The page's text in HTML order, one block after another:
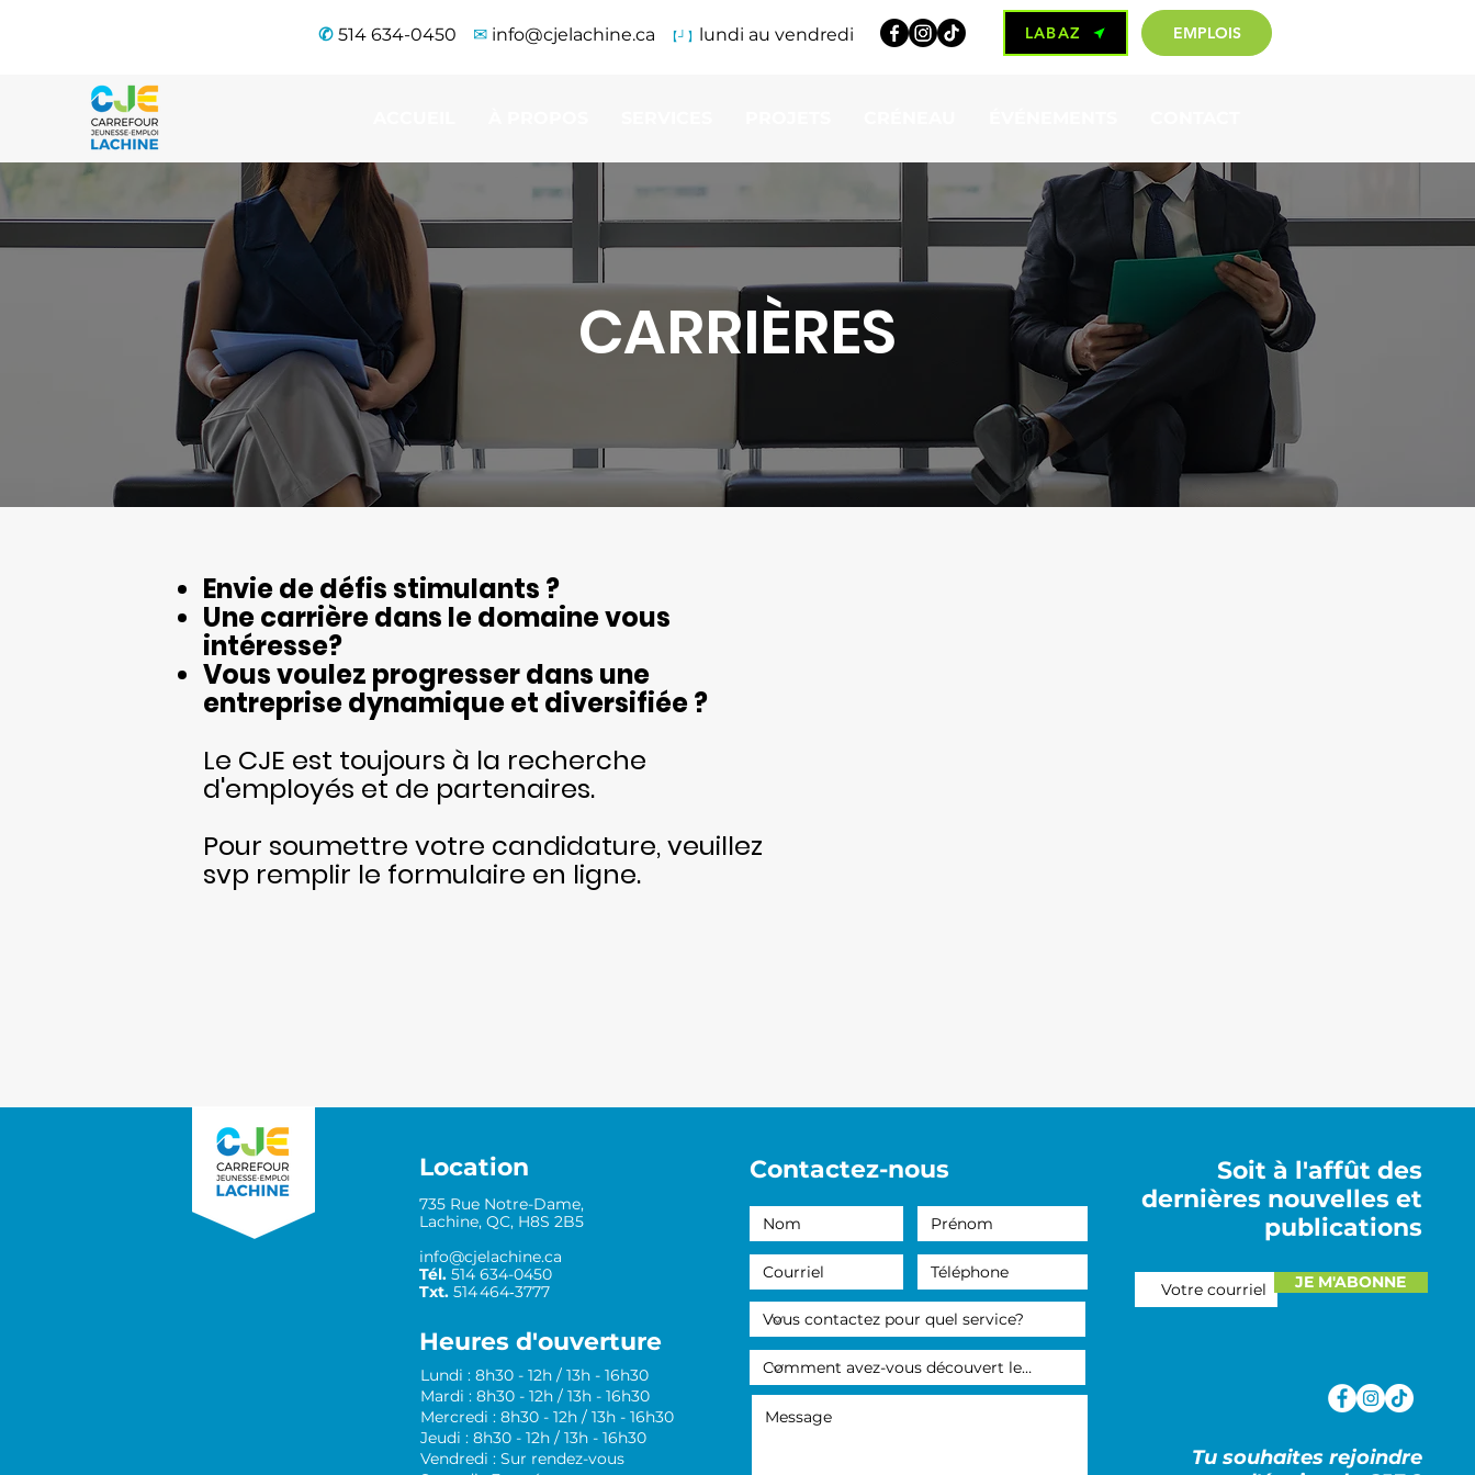
✆ 514 634-0450 ✉ info@cjelachine.ca 【┘】 lundi au vendredi LABAZ EMPLOIS
CARRIÈRES
Envie de défis stimulants ?
Une carrière dans le domaine vous
intéresse?
Vous voulez progresser dans une
entreprise dynamique et diversifiée ?
Le CJE est toujours à la recherche
d'employés et de partenaires.
Pour soumettre votre candidature, veuillez
svp remplir le formulaire en ligne.
Location
735 Rue Notre-Dame,
Lachine, QC, H8S 2B5
info@cjelachine.ca
Tél. 514 634-0450
Txt. 514 464‑3777
Heures d'ouverture
Lundi : 8h30 - 12h / 13h - 16h30
Mardi : 8h30 - 12h / 13h - 16h30
Mercredi : 8h30 - 12h / 13h - 16h30
Jeudi : 8h30 - 12h / 13h - 16h30
Vendredi : Sur rendez-vous
Contactez-nous
Soit à l'affût des
dernières nouvelles et
publications
JE M'ABONNE
Tu souhaites rejoindre